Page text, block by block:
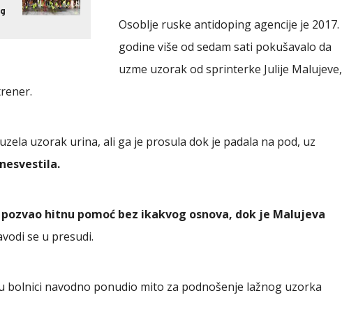
Osoblje ruske antidoping agencije je 2017.
godine više od sedam sati pokušavalo da
uzme uzorak od sprinterke Julije Malujeve,
uzorak urina, ali ga je prosula dok je padala na pod, uz
hitnu pomoć bez ikakvog osnova, dok je Malujeva
se u presudi.
bolnici navodno ponudio mito za podnošenje lažnog uzorka